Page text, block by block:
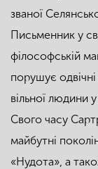
званої
Письменник у
філософській
порушує
вільної людини
Свого часу
майбутні
«Нудота», а